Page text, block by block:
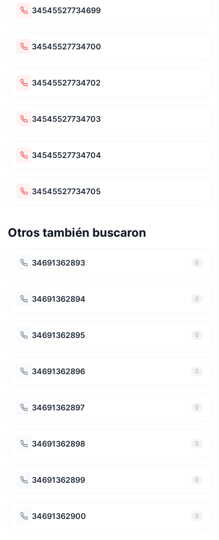
34545527734699
34545527734700
34545527734702
34545527734703
34545527734704
34545527734705
Otros también buscaron
34691362893 0
34691362894 0
34691362895 0
34691362896 0
34691362897 0
34691362898 0
34691362899 0
34691362900 0